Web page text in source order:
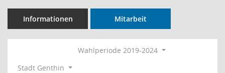
Informationen Mitarbeit
Wahlperiode 2019-2024
Stadt Genthin